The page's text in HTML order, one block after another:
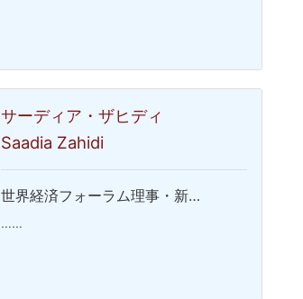
サーディア・ザヒディ
Saadia Zahidi
世界経済フォーラム理事・新…
……